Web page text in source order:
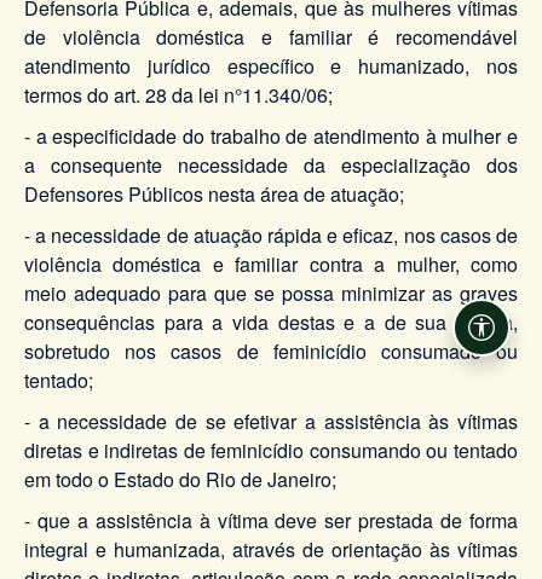
Defensoria Pública e, ademais, que às mulheres vítimas
de violência doméstica e familiar é recomendável
atendimento jurídico específico e humanizado, nos
termos do art. 28 da lei n°11.340/06;
- a especificidade do trabalho de atendimento à mulher e
a consequente necessidade da especialização dos
Defensores Públicos nesta área de atuação;
- a necessidade de atuação rápida e eficaz, nos casos de
violência doméstica e familiar contra a mulher, como
meio adequado para que se possa minimizar as graves
consequências para a vida destas e a de sua família,
sobretudo nos casos de feminicídio consumado ou
tentado;
- a necessidade de se efetivar a assistência às vítimas
diretas e indiretas de feminicídio consumando ou tentado
em todo o Estado do Rio de Janeiro;
- que a assistência à vítima deve ser prestada de forma
integral e humanizada, através de orientação às vítimas